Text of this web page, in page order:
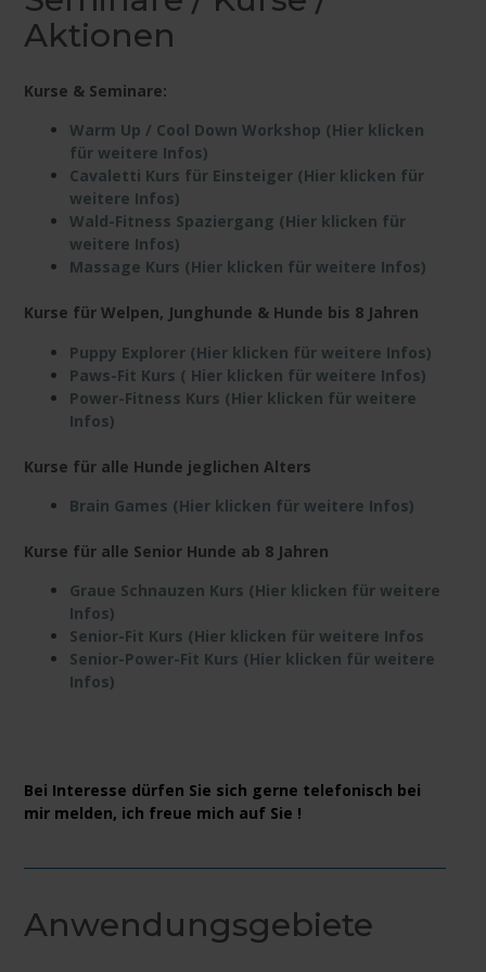
Aktionen
Kurse & Seminare:
Warm Up / Cool Down Workshop (Hier klicken
für weitere Infos)
Cavaletti Kurs für Einsteiger (Hier klicken für
weitere Infos)
Wald-Fitness Spaziergang (Hier klicken für
weitere Infos)
Massage Kurs (Hier klicken für weitere Infos)
Kurse für Welpen, Junghunde & Hunde bis 8 Jahren
Puppy Explorer (Hier klicken für weitere Infos)
Paws-Fit Kurs ( Hier klicken für weitere Infos)
Power-Fitness Kurs (Hier klicken für weitere
Infos)
Kurse für alle Hunde jeglichen Alters
Brain Games (Hier klicken für weitere Infos)
Kurse für alle Senior Hunde ab 8 Jahren
Graue Schnauzen Kurs (Hier klicken für weitere
Infos)
Senior-Fit Kurs (Hier klicken für weitere Infos
Senior-Power-Fit Kurs (Hier klicken für weitere
Infos)
Bei Interesse dürfen Sie sich gerne telefonisch bei
mir melden, ich freue mich auf Sie !
Anwendungsgebiete